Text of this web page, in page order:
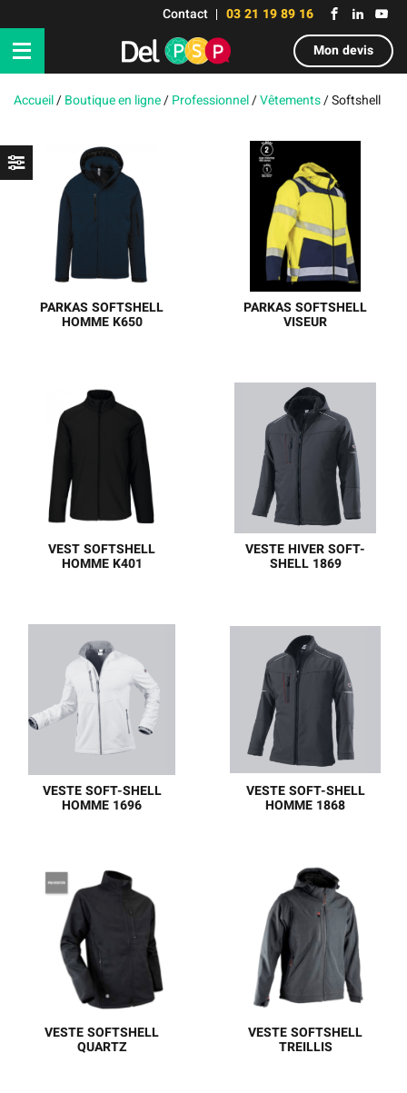
Contact
03 21 19 89 16
Mon devis
Accueil/Boutique en ligne/Professionnel/Vêtements/Softshell
PARKAS SOFTSHELL
HOMME K650
PARKAS SOFTSHELL
VISEUR
amovibles par zip -
AUTHENTIC HV couche 1:
100% polyester Couche 2 :
Membrane imper-
respirante : Respirabilité
(MVP) : 800 g/m2/24h
Imperméabilité (WR) :
5000 mm Couche 3 :
Polaire : 100% polyester
VEST SOFTSHELL
HOMME K401
VESTE HIVER SOFT-
SHELL 1869
Polyester
DOUBLURE 100%
Polyester
MEMBRANE 100%
Polyuréthane POIDS DU
TISSU 300 g/m²
VESTE SOFT-SHELL
HOMME 1696
Polyester DOUBLURE
100% Polyester
MEMBRANE 100%
Polyuréthane POIDS DU
TISSU 255 g/m²
VESTE SOFT-SHELL
HOMME 1868
1 100% Polyester
DOUBLURE 100%
Polyester
MEMBRANE 100%
Polyuréthane POIDS DU
TISSU 300 g/m²
VESTE SOFTSHELL
QUARTZ
VESTE SOFTSHELL
TREILLIS